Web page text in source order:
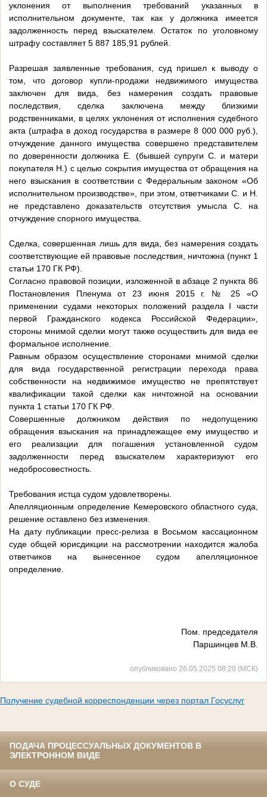
уклонения от выполнения требований указанных в
исполнительном документе, так как у должника имеется
задолженность перед взыскателем. Остаток по уголовному
штрафу составляет 5 887 185,91 рублей.
Разрешая заявленные требования, суд пришел к выводу о
том, что договор купли-продажи недвижимого имущества
заключен для вида, без намерения создать правовые
последствия, сделка заключена между близкими
родственниками, в целях уклонения от исполнения судебного
акта (штрафа в доход государства в размере 8 000 000 руб.),
отчуждение данного имущества совершено представителем
по доверенности должника Е. (бывшей супруги С. и матери
покупателя Н.) с целью сокрытия имущества от обращения на
него взыскания в соответствии с Федеральным законом «Об
исполнительном производстве», при этом, ответчиками С. и Н.
не представлено доказательств отсутствия умысла С. на
отчуждение спорного имущества.
Сделка, совершенная лишь для вида, без намерения создать
соответствующие ей правовые последствия, ничтожна (пункт 1
статьи 170 ГК РФ).
Согласно правовой позиции, изложенной в абзаце 2 пункта 86
Постановления Пленума от 23 июня 2015 г. № 25 «О
применении судами некоторых положений раздела I части
первой Гражданского кодекса Российской Федерации»,
стороны мнимой сделки могут также осуществить для вида ее
формальное исполнение.
Равным образом осуществление сторонами мнимой сделки
для вида государственной регистрации перехода права
собственности на недвижимое имущество не препятствует
квалификации такой сделки как ничтожной на основании
пункта 1 статьи 170 ГК РФ.
Совершенные должником действия по недопущению
обращения взыскания на принадлежащее ему имущество и
его реализации для погашения установленной судом
задолженности перед взыскателем характеризуют его
недобросовестность.
Требования истца судом удовлетворены.
Апелляционным определение Кемеровского областного суда,
решение оставлено без изменения.
На дату публикации пресс-релиза в Восьмом кассационном
суде общей юрисдикции на рассмотрении находится жалоба
ответчиков на вынесенное судом апелляционное
определение.
Пом. председателя
Паршинцев М.В.
опубликовано 26.05.2025 08:20 (МСК)
Получение судебной корреспонденции через портал Госуслуг
ПОДАЧА ПРОЦЕССУАЛЬНЫХ ДОКУМЕНТОВ В
ЭЛЕКТРОННОМ ВИДЕ
О СУДЕ